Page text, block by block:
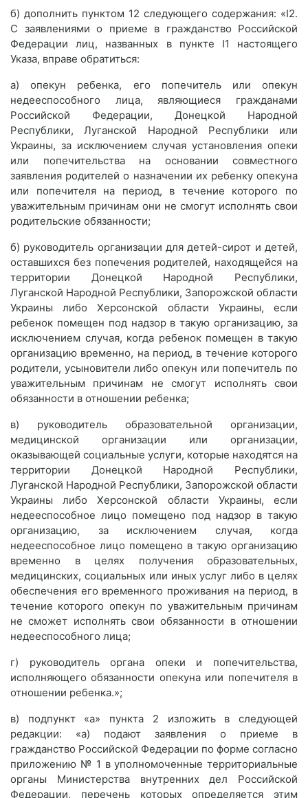
б) дополнить пунктом 12 следующего содержания: «I2.
С заявлениями о приеме в гражданство Российской
Федерации лиц, названных в пункте I1 настоящего
Указа, вправе обратиться:
а) опекун ребенка, его попечитель или опекун
недееспособного лица, являющиеся гражданами
Российской Федерации, Донецкой Народной
Республики, Луганской Народной Республики или
Украины, за исключением случая установления опеки
или попечительства на основании совместного
заявления родителей о назначении их ребенку опекуна
или попечителя на период, в течение которого по
уважительным причинам они не смогут исполнять свои
родительские обязанности;
б) руководитель организации для детей-сирот и детей,
оставшихся без попечения родителей, находящейся на
территории Донецкой Народной Республики,
Луганской Народной Республики, Запорожской области
Украины либо Херсонской области Украины, если
ребенок помещен под надзор в такую организацию, за
исключением случая, когда ребенок помещен в такую
организацию временно, на период, в течение которого
родители, усыновители либо опекун или попечитель по
уважительным причинам не смогут исполнять свои
обязанности в отношении ребенка;
в) руководитель образовательной организации,
медицинской организации или организации,
оказывающей социальные услуги, которые находятся на
территории Донецкой Народной Республики,
Луганской Народной Республики, Запорожской области
Украины либо Херсонской области Украины, если
недееспособное лицо помещено под надзор в такую
организацию, за исключением случая, когда
недееспособное лицо помещено в такую организацию
временно в целях получения образовательных,
медицинских, социальных или иных услуг либо в целях
обеспечения его временного проживания на период, в
течение которого опекун по уважительным причинам
не сможет исполнять свои обязанности в отношении
недееспособного лица;
г) руководитель органа опеки и попечительства,
исполняющего обязанности опекуна или попечителя в
отношении ребенка.»;
в) подпункт «а» пункта 2 изложить в следующей
редакции: «а) подают заявления о приеме в
гражданство Российской Федерации по форме согласно
приложению № 1 в уполномоченные территориальные
органы Министерства внутренних дел Российской
Федерации, перечень которых определяется этим